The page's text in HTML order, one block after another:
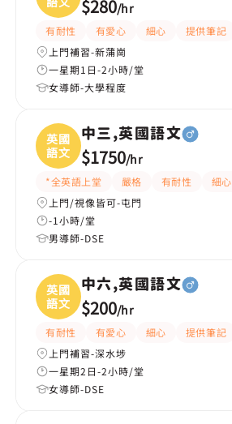
$280/hr
有耐性 有愛心 細心 提供筆記
上門補習-新蒲崗
一星期1日-2小時/堂
女導師-大學程度
英國
語文
中三,英國語文
$1750/hr
*全英語上堂 嚴格 有耐性 細心
上門/視像皆可-屯門
-1小時/堂
男導師-DSE
英國
語文
中六,英國語文
$200/hr
有耐性 有愛心 細心 提供筆記
上門補習-深水埗
一星期2日-2小時/堂
女導師-DSE